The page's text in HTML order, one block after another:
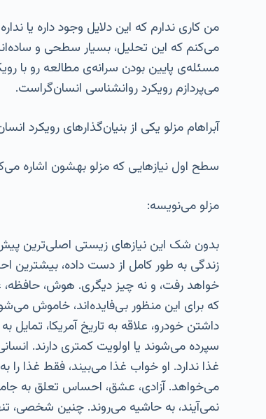
من کاری ندارم که این دلایل وجود داره یا
می‌کنم که این تحلیل، بسیار سطحی و
مسئله‌ی پایین بودن سرانه‌ی مطالعه رو با
می‌پردازم رویکرد روانشناسی انسان‌گراست.
آبراهام مزلو یکی از بنیان‌گذارهای رویکرد
سطح اول نیازهایی که مزلو بهشون اشاره
مزلو می‌نویسه:
بدون شک این نیازهای زیستی اصلی‌ترین
زندگی به طور کامل از دست داده،
خواهد رفت، و نه چیز دیگری. هوش، حافظه،
که برای این منظور بی‌فایده‌اند، خاموش
داشتن خودرو، علاقه به تاریخ آمریکا،
سپرده می‌شوند یا اولویت کمتری دارند.
غذا ندارد. او خواب غذا می‌بیند، فقط غذا
می‌خواهد. آزادی، عشق، احساس تعلق به
نمی‌آیند، به حاشیه می‌روند. چنین شخصی،